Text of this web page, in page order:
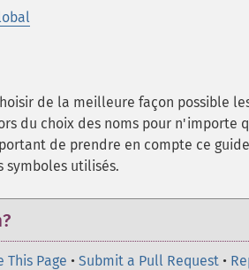
de la meilleure façon possible
du choix des noms pour n'importe
de prendre en compte ce
symboles utilisés.
This Page • Submit a Pull Request •